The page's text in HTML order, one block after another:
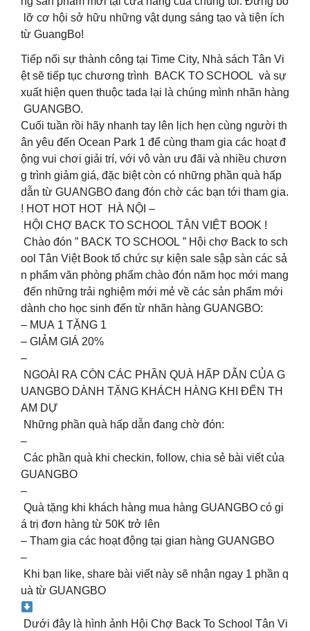
lỡ cơ hội sở hữu những vật dụng sáng tạo và tiện ích
từ GuangBo!
Tiếp nối sự thành công tại Time City, Nhà sách Tân Vi
ệt sẽ tiếp tục chương trình BACK TO SCHOOL và sự
xuất hiện quen thuộc tada lại là chúng mình nhãn hàng
GUANGBO.
Cuối tuần rồi hãy nhanh tay lên lịch hẹn cùng người th
ân yêu đến Ocean Park 1 để cùng tham gia các hoạt đ
ộng vui chơi giải trí, với vô vàn ưu đãi và nhiều chươn
g trình giảm giá, đặc biệt còn có những phần quà hấp
dẫn từ GUANGBO đang đón chờ các bạn tới tham gia.️
️! HOT HOT HOT HÀ NỘI –
HỘI CHỢ BACK TO SCHOOL TÂN VIỆT BOOK ️!
Chào đón ” BACK TO SCHOOL ” Hội chợ Back to sch
ool Tân Việt Book tổ chức sự kiện sale sập sàn các sả
n phẩm văn phòng phẩm chào đón năm học mới mang
đến những trải nghiệm mới mẻ về các sản phẩm mới
dành cho học sinh đến từ nhãn hàng GUANGBO:
– MUA 1 TẶNG 1
– GIẢM GIÁ 20%
–
NGOÀI RA CÒN CÁC PHẦN QUÀ HẤP DẪN CỦA G
UANGBO DÀNH TẶNG KHÁCH HÀNG KHI ĐẾN TH
AM DỰ
Những phần quà hấp dẫn đang chờ đón:
–
Các phần quà khi checkin, follow, chia sẻ bài viết của
GUANGBO
–
Quà tặng khi khách hàng mua hàng GUANGBO có gi
á trị đơn hàng từ 50K trở lên
– Tham gia các hoạt động tại gian hàng GUANGBO
–
Khi bạn like, share bài viết này sẽ nhận ngay 1 phần q
uà từ GUANGBO
Dưới đây là hình ảnh Hội Chợ Back To School Tân Vi